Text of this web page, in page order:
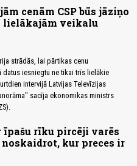
cenām CSP būs jāziņo
veikalu
strādās, lai pārtikas cenu
datus iesniegtu ne tikai trīs lielākie
intervijā Latvijas Televīzijas
sacīja ekonomikas ministrs
īpašu rīku pircēji varēs
kur preces ir